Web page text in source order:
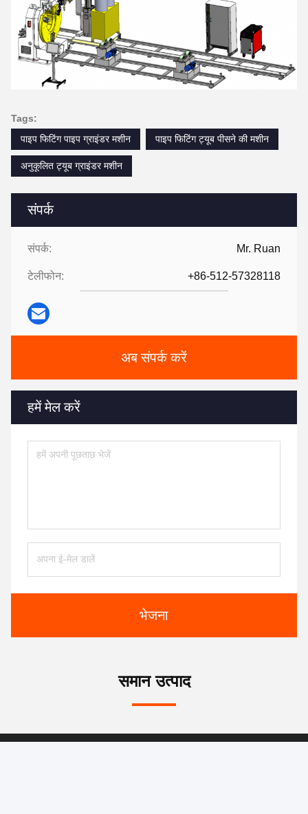
संपर्क
संपर्क: Mr. Ruan
टेलीफोन: +86-512-57328118
अब संपर्क करें
हमें मेल करें
भेजना
Tags:
पाइप फिटिंग पाइप ग्राइंडर मशीन
पाइप फिटिंग ट्यूब पीसने की मशीन
अनुकूलित ट्यूब ग्राइंडर मशीन
समान उत्पाद